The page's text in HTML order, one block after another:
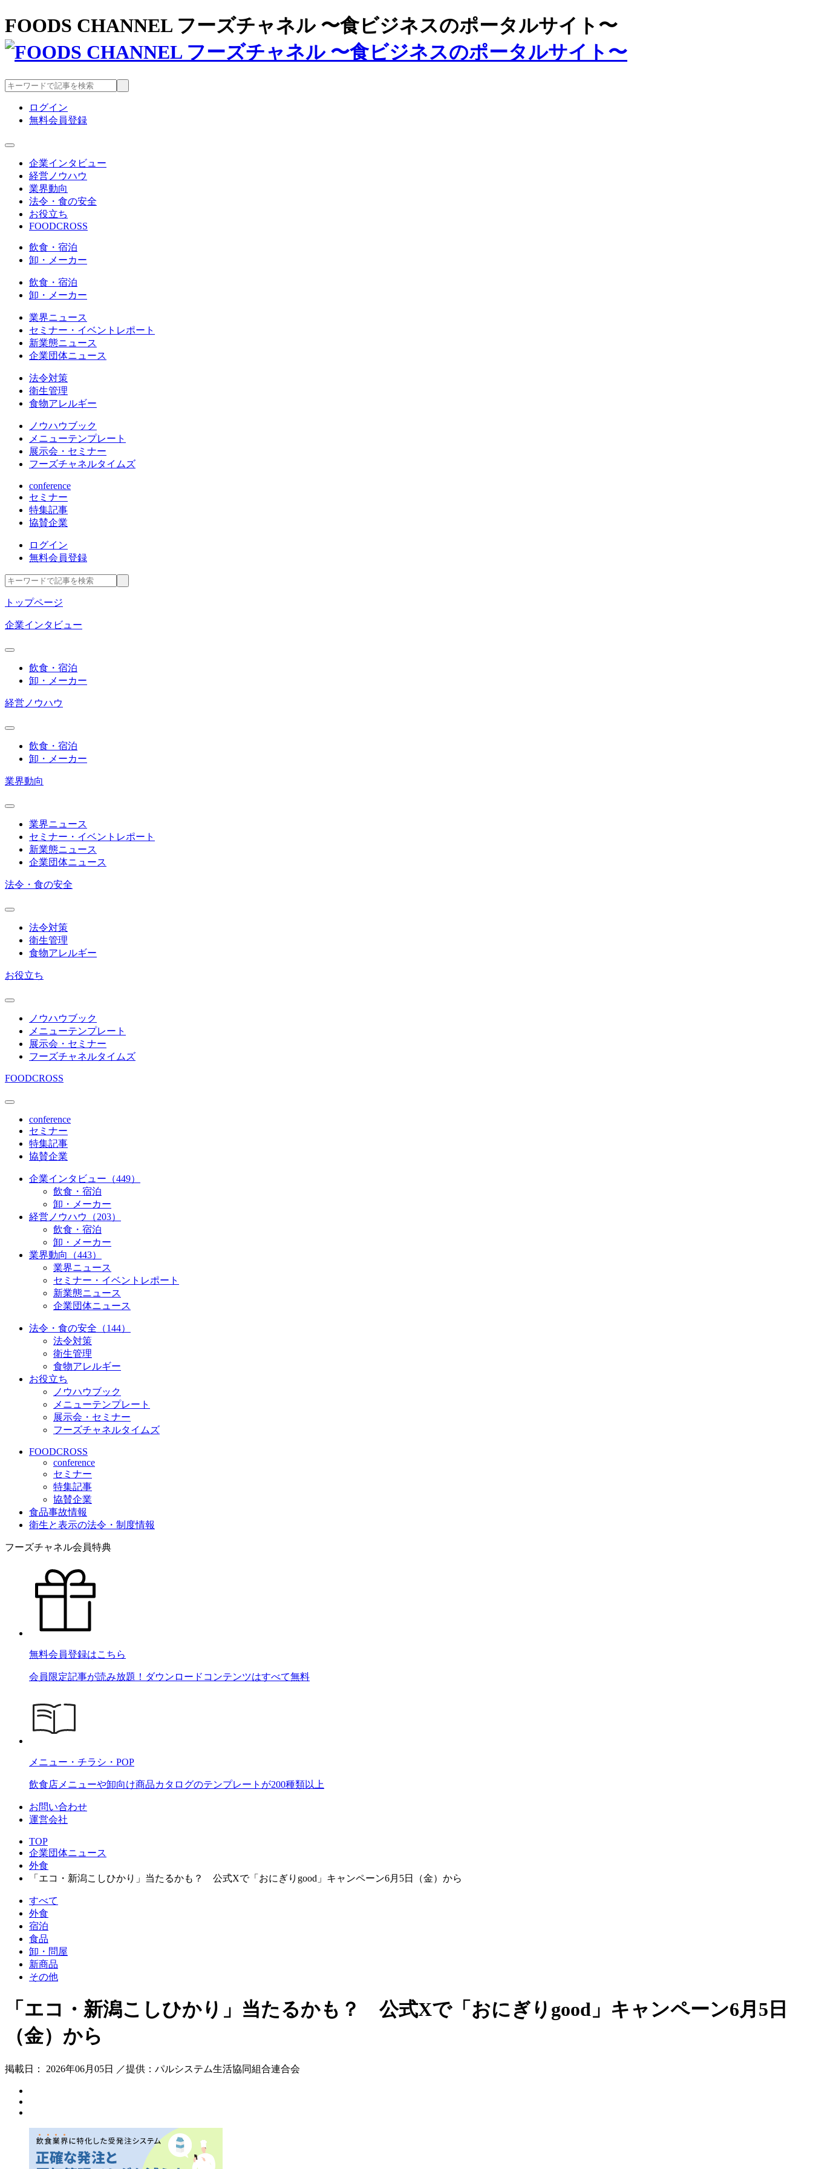
FOODS CHANNEL フーズチャネル 〜食ビジネスのポータルサイト〜
ログイン
無料会員登録
企業インタビュー
経営ノウハウ
業界動向
法令・食の安全
お役立ち
FOODCROSS
飲食・宿泊
卸・メーカー
飲食・宿泊
卸・メーカー
業界ニュース
セミナー・イベントレポート
新業態ニュース
企業団体ニュース
法令対策
衛生管理
食物アレルギー
ノウハウブック
メニューテンプレート
展示会・セミナー
フーズチャネルタイムズ
conference
セミナー
特集記事
協賛企業
ログイン
無料会員登録
トップページ
企業インタビュー
飲食・宿泊
卸・メーカー
経営ノウハウ
飲食・宿泊
卸・メーカー
業界動向
業界ニュース
セミナー・イベントレポート
新業態ニュース
企業団体ニュース
法令・食の安全
法令対策
衛生管理
食物アレルギー
お役立ち
ノウハウブック
メニューテンプレート
展示会・セミナー
フーズチャネルタイムズ
FOODCROSS
conference
セミナー
特集記事
協賛企業
企業インタビュー（449）
飲食・宿泊
卸・メーカー
経営ノウハウ（203）
飲食・宿泊
卸・メーカー
業界動向（443）
業界ニュース
セミナー・イベントレポート
新業態ニュース
企業団体ニュース
法令・食の安全（144）
法令対策
衛生管理
食物アレルギー
お役立ち
ノウハウブック
メニューテンプレート
展示会・セミナー
フーズチャネルタイムズ
FOODCROSS
conference
セミナー
特集記事
協賛企業
食品事故情報
衛生と表示の法令・制度情報
フーズチャネル会員特典
無料会員登録はこちら
会員限定記事が読み放題！ダウンロードコンテンツはすべて無料
メニュー・チラシ・POP
飲食店メニューや卸向け商品カタログのテンプレートが200種類以上
お問い合わせ
運営会社
TOP
企業団体ニュース
外食
「エコ・新潟こしひかり」当たるかも？ 公式Xで「おにぎりgood」キャンペーン6月5日（金）から
すべて
外食
宿泊
食品
卸・問屋
新商品
その他
「エコ・新潟こしひかり」当たるかも？ 公式Xで「おにぎりgood」キャンペーン6月5日
（金）から
掲載日： 2026年06月05日 ／提供：パルシステム生活協同組合連合会